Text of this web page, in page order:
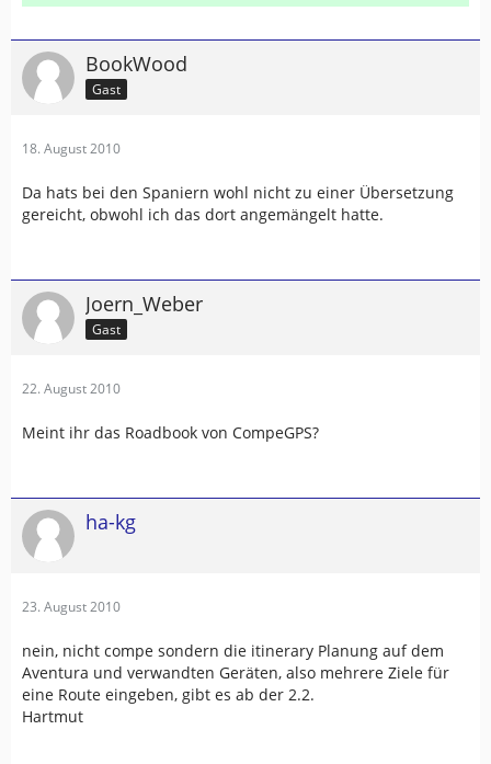
BookWood
Gast
18. August 2010
Da hats bei den Spaniern wohl nicht zu einer Übersetzung
gereicht, obwohl ich das dort angemängelt hatte.
Joern_Weber
Gast
22. August 2010
Meint ihr das Roadbook von CompeGPS?
ha-kg
23. August 2010
nein, nicht compe sondern die itinerary Planung auf dem
Aventura und verwandten Geräten, also mehrere Ziele für
eine Route eingeben, gibt es ab der 2.2.
Hartmut